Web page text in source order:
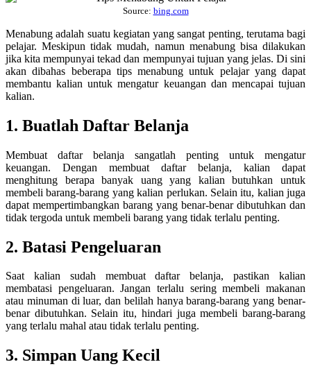
Source: bing.com
Menabung adalah suatu kegiatan yang sangat penting, terutama bagi
pelajar. Meskipun tidak mudah, namun menabung bisa dilakukan
jika kita mempunyai tekad dan mempunyai tujuan yang jelas. Di sini
akan dibahas beberapa tips menabung untuk pelajar yang dapat
membantu kalian untuk mengatur keuangan dan mencapai tujuan
kalian.
1. Buatlah Daftar Belanja
Membuat daftar belanja sangatlah penting untuk mengatur
keuangan. Dengan membuat daftar belanja, kalian dapat
menghitung berapa banyak uang yang kalian butuhkan untuk
membeli barang-barang yang kalian perlukan. Selain itu, kalian juga
dapat mempertimbangkan barang yang benar-benar dibutuhkan dan
tidak tergoda untuk membeli barang yang tidak terlalu penting.
2. Batasi Pengeluaran
Saat kalian sudah membuat daftar belanja, pastikan kalian
membatasi pengeluaran. Jangan terlalu sering membeli makanan
atau minuman di luar, dan belilah hanya barang-barang yang benar-
benar dibutuhkan. Selain itu, hindari juga membeli barang-barang
yang terlalu mahal atau tidak terlalu penting.
3. Simpan Uang Kecil